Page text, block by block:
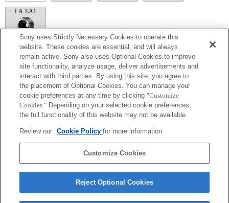
LA-EA1
Mit Objektivadapter erhältlich.
Mit dem internen Mikrofon wird das Blendengeräusch mit aufgezeichnet.
Outside the A (Aperture priority), S (Shutter priority), and M (Manual) modes, the
shutter speed and the aperture can not be adjusted during the movie recording.
Der Bildwinkel wird auf das APS-C-Format begrenzt.
Wenn Sie das A-Mount-Objektiv mit dem Objektivadapter anbringen, wird die MF-
können das Bild vergrößern, indem Sie die Funktion "Fokusvergrößerung" oder
"MF-Unterstützung" in den "Key-Benutzereinstlg." einer Taste zuweisen.
Touch-Auslöser funktioniert nicht.
Sony uses Strictly Necessary Cookies to operate this
website. These cookies are essential, and will always
remain active. Sony also uses Optional Cookies to improve
site functionality, analyze usage, deliver advertisements and
interact with third parties. By using this site, you agree to
the placement of Optional Cookies. You can manage your
cookie preferences at any time by clicking "Customize
Cookies." Depending on your selected cookie preferences,
the full functionality of this website may not be available.
Review our Cookie Policyfor more information.
Customize Cookies
Reject Optional Cookies